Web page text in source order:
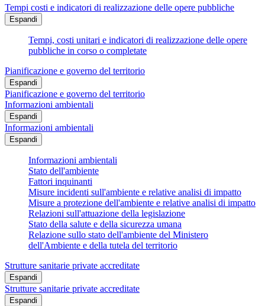
Tempi costi e indicatori di realizzazione delle opere pubbliche
Espandi
Tempi, costi unitari e indicatori di realizzazione delle opere
pubbliche in corso o completate
Pianificazione e governo del territorio
Espandi
Pianificazione e governo del territorio
Informazioni ambientali
Espandi
Informazioni ambientali
Espandi
Informazioni ambientali
Stato dell'ambiente
Fattori inquinanti
Misure incidenti sull'ambiente e relative analisi di impatto
Misure a protezione dell'ambiente e relative analisi di impatto
Relazioni sull'attuazione della legislazione
Stato della salute e della sicurezza umana
Relazione sullo stato dell'ambiente del Ministero
dell'Ambiente e della tutela del territorio
Strutture sanitarie private accreditate
Espandi
Strutture sanitarie private accreditate
Espandi